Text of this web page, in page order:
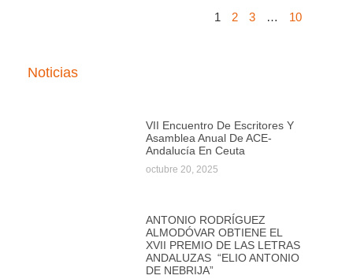
1 2 3 … 10
Noticias
VII Encuentro De Escritores Y
Asamblea Anual De ACE-
Andalucía En Ceuta
octubre 20, 2025
ANTONIO RODRÍGUEZ
ALMODÓVAR OBTIENE EL
XVII PREMIO DE LAS LETRAS
ANDALUZAS “ELIO ANTONIO
DE NEBRIJA”